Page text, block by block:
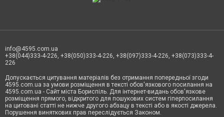
info@4595.com.ua
+38(044)333-4-226, +38(050)333-4-226, +38(097)333-4-226, +38(073)333-4-
226
Допускається цитування матеріалів без отримання попередньої згоди
4595.com.ua за умови розміщення в тексті обов'язкового посилання на
4595.com.ua - Сайт міста Бориспіль. Для інтернет-видань обов'язкове
розміщення прямого, відкритого для пошукових систем гіперпосилання
на цитовані статті не нижче другого абзацу в тексті або в якості джерела.
Порушення виняткових прав переслідується Законом.